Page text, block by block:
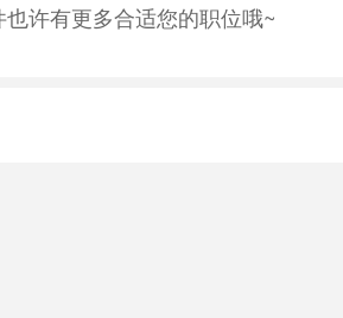
许有更多合适您的职位哦~